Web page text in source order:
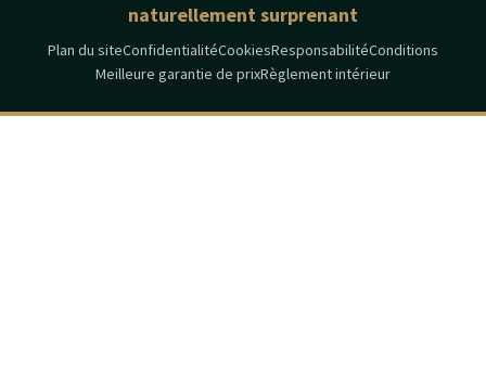
naturellement surprenant
Plan du siteConfidentialitéCookiesResponsabilitéConditions
Meilleure garantie de prixRèglement intérieur